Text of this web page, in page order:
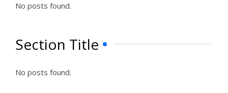
No posts found.
Section Title
No posts found.